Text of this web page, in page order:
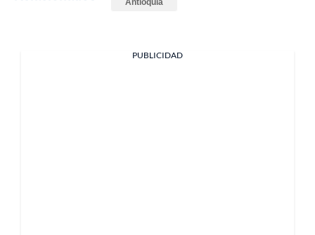
PUBLICIDAD